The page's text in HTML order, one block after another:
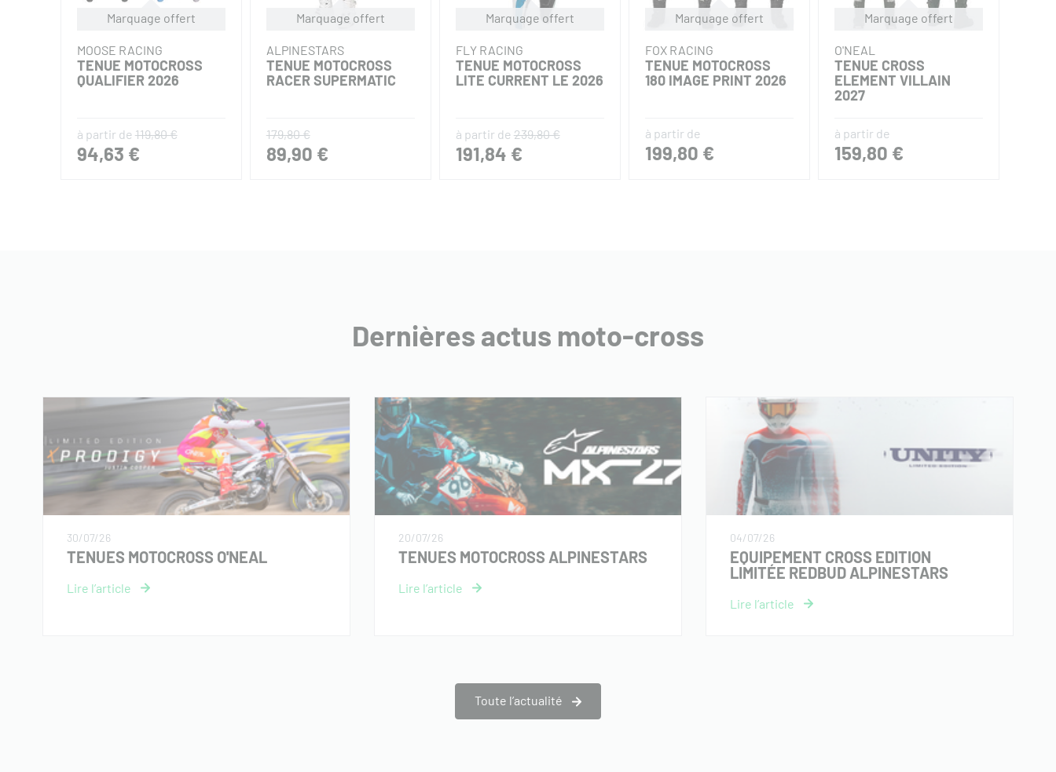
Marquage offert
MOOSE RACING
TENUE MOTOCROSS
QUALIFIER 2026
à partir de 119,80 €
94,63 €
Marquage offert
ALPINESTARS
TENUE MOTOCROSS
RACER SUPERMATIC
179,80 €
89,90 €
Marquage offert
FLY RACING
TENUE MOTOCROSS
LITE CURRENT LE 2026
à partir de 239,80 €
191,84 €
Marquage offert
FOX RACING
TENUE MOTOCROSS
180 IMAGE PRINT 2026
à partir de
199,80 €
Marquage offert
O'NEAL
TENUE CROSS
ELEMENT VILLAIN
2027
à partir de
159,80 €
Dernières actus moto-cross
30/07/26
TENUES MOTOCROSS O'NEAL
20/07/26
TENUES MOTOCROSS ALPINESTARS
04/07/26
EQUIPEMENT CROSS EDITION
LIMITÉE REDBUD ALPINESTARS
Toute l’actualité